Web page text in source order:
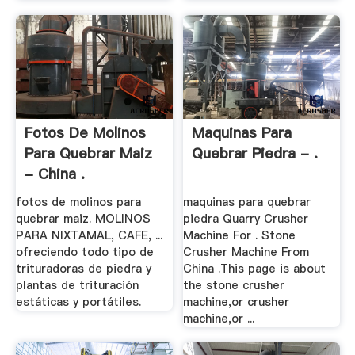
Fotos De Molinos
Para Quebrar Maiz
- China .
fotos de molinos para
quebrar maiz. MOLINOS
PARA NIXTAMAL, CAFE, ...
ofreciendo todo tipo de
trituradoras de piedra y
plantas de trituración
estáticas y portátiles.
Maquinas Para
Quebrar Piedra - .
maquinas para quebrar
piedra Quarry Crusher
Machine For . Stone
Crusher Machine From
China .This page is about
the stone crusher
machine,or crusher
machine,or ...